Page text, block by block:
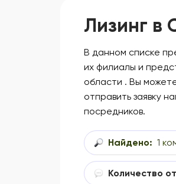
Лизинг в
В данном списке
их филиалы и
области . Вы
отправить заявку
посредников.
Найдено: 1
Количество